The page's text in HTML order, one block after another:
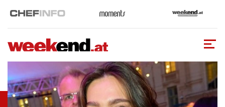
zum
Inhalt